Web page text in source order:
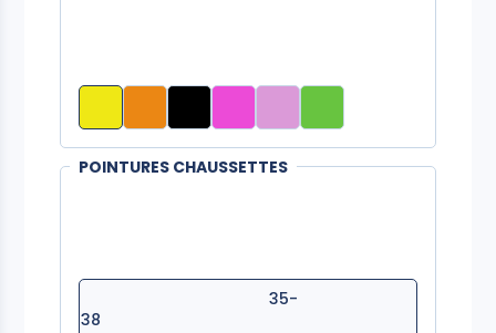
POINTURES CHAUSSETTES
35-
38